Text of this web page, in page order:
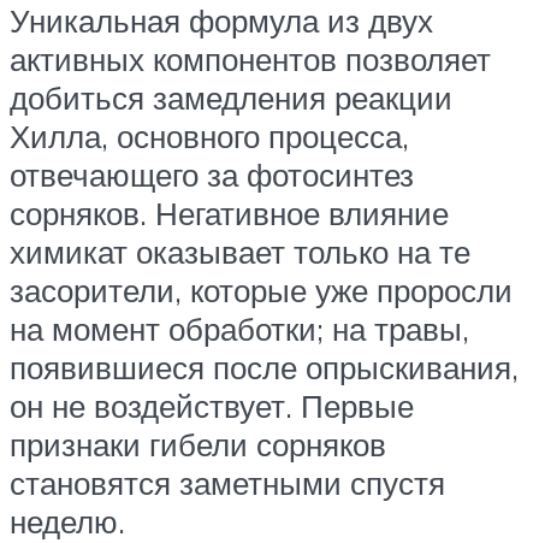
Уникальная формула из двух
активных компонентов позволяет
добиться замедления реакции
Хилла, основного процесса,
отвечающего за фотосинтез
сорняков. Негативное влияние
химикат оказывает только на те
засорители, которые уже проросли
на момент обработки; на травы,
появившиеся после опрыскивания,
он не воздействует. Первые
признаки гибели сорняков
становятся заметными спустя
неделю.